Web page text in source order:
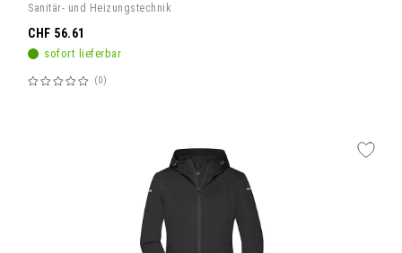
Sanitär- und Heizungstechnik
sofort lieferbar
Bewertung:
0
CHF 56.61